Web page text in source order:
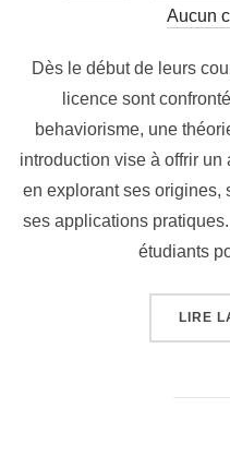
Aucun
Dès le début de leurs
licence sont
behaviorisme, une
introduction vise à offrir
en explorant ses origines,
ses applications
étudiants
LIRE